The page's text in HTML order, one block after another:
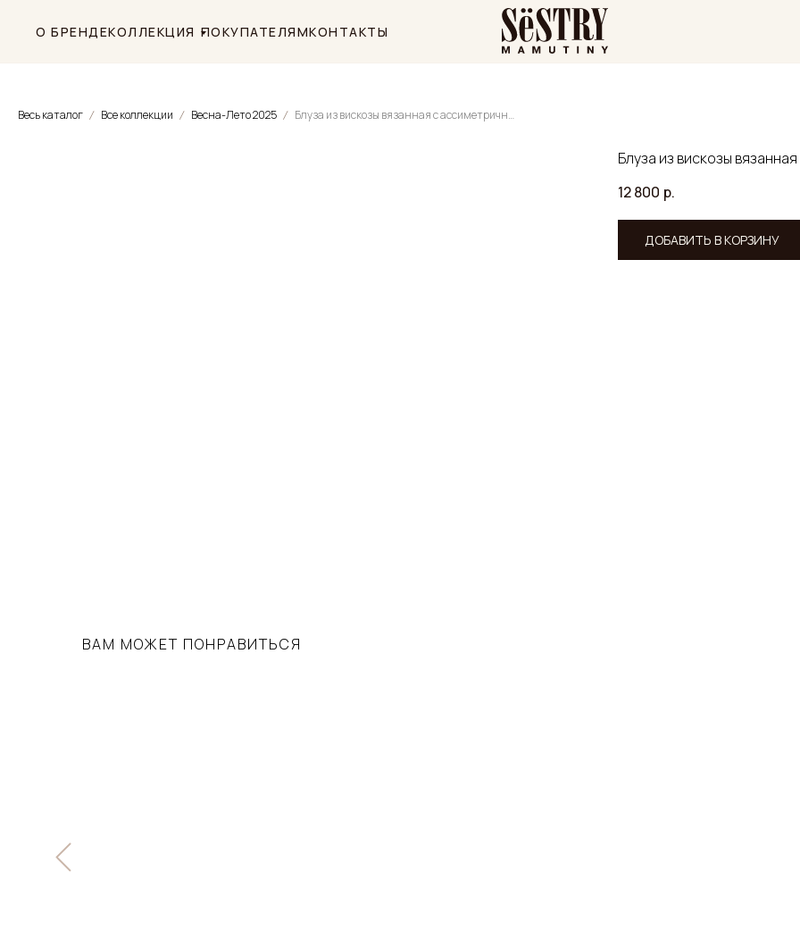
О БРЕНДЕКОЛЛЕКЦИЯ ПОКУПАТЕЛЯМКОНТАКТЫ
Весь каталог Все коллекции Весна-Лето 2025 Блуза из вискозы вязанная с ассиметричным рисунком
Блуза из вискозы
12 800 р.
ДОБАВИТЬ В КОРЗИНУ
ВАМ МОЖЕТ ПОНРАВИТЬСЯ